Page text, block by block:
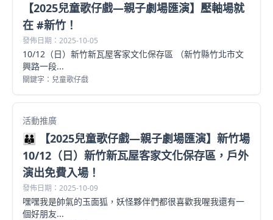
【2025兒童歌仔戲—親子劇場匯演】壓軸場就
在 #新竹！
發佈日期：2025-10-05
10/12（日）新竹新瓦屋客家文化保存區 （新竹縣竹北市文
興路一段...
關鍵字：兒童歌仔戲
活動推廣
👪 【2025兒童歌仔戲—親子劇場匯演】新竹場
10/12（日）新竹新瓦屋客家文化保存區，戶外
演出免費入場！
發佈日期：2025-10-09
嘿嘿我是帥氣的玉面狐，妖怪夥伴們都很喜歡我喔我還有一
個好朋友...